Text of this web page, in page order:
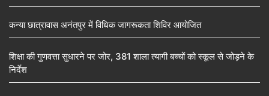
कन्या छात्रावास अनंतपुर में विधिक जागरूकता शिविर आयोजित
शिक्षा की गुणवत्ता सुधारने पर जोर, 381 शाला त्यागी बच्चों को स्कूल से जोड़ने के
निर्देश